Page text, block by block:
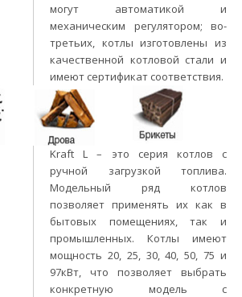
могут автоматикой и
механическим регулятором; во-
третьих, котлы изготовлены из
качественной котловой стали и
имеют сертификат соответствия.
Kraft L – это серия котлов с
ручной загрузкой топлива.
Модельный ряд котлов
позволяет применять их как в
бытовых помещениях, так и
промышленных. Котлы имеют
мощность 20, 25, 30, 40, 50, 75 и
97кВт, что позволяет выбрать
конкретную модель с